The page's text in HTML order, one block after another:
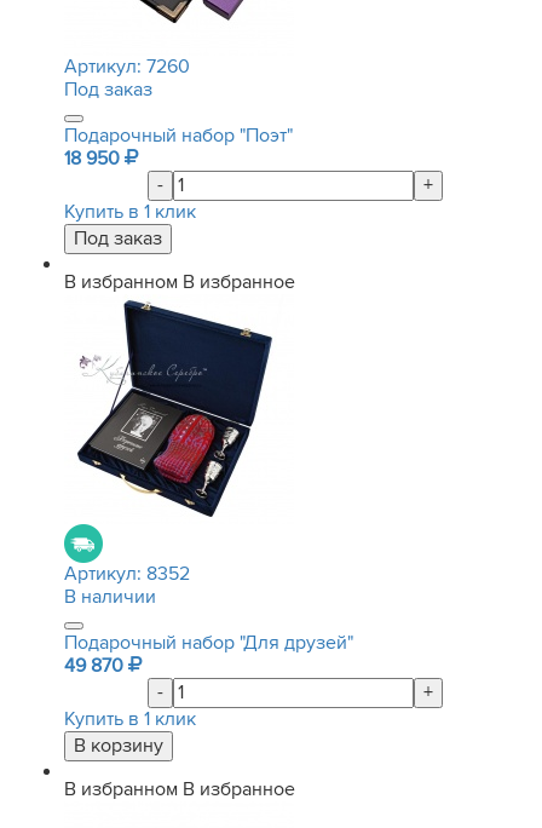
Артикул: 7260
Под заказ
Подарочный набор "Поэт"
18 950
-
+
Купить в 1 клик
В избранном В избранное
Артикул: 8352
В наличии
Подарочный набор "Для друзей"
49 870
-
+
Купить в 1 клик
В избранном В избранное